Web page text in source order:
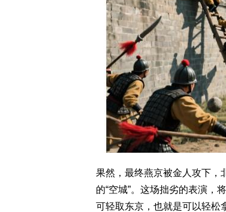
果然，最终燕京被金人攻下，
的“空城”。这场拙劣的表演，
可轻取东京，也就是可以轻松